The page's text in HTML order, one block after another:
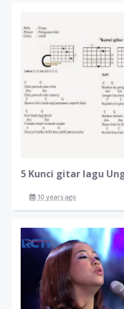
5 Kunci gitar lagu
10 years ago